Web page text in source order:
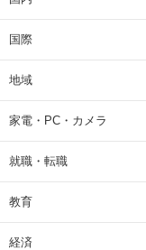
国際
地域
家電・PC・カメラ
就職・転職
教育
経済